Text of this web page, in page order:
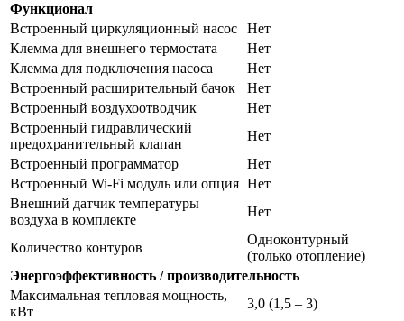
Функционал
Встроенный циркуляционный насос
Нет
Клемма для внешнего термостата
Нет
Клемма для подключения насоса
Нет
Встроенный расширительный бачок
Нет
Встроенный воздухоотводчик
Нет
Встроенный гидравлический
предохранительный клапан
Нет
Встроенный программатор
Нет
Встроенный Wi-Fi модуль или опция Нет
Внешний датчик температуры
воздуха в комплекте
Нет
Количество контуров
Одноконтурный
(только отопление)
Энергоэффективность / производительность
Максимальная тепловая мощность,
кВт
3,0 (1,5 – 3)